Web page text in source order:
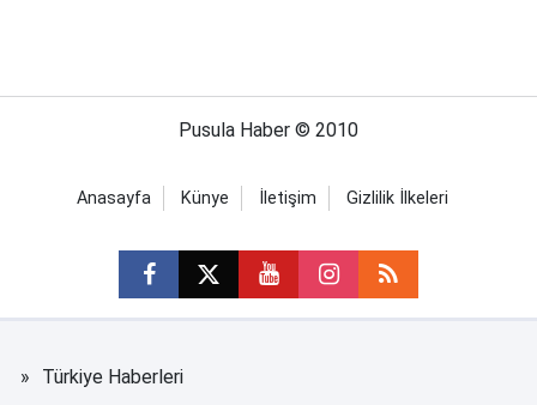
Pusula Haber © 2010
Anasayfa Künye İletişim Gizlilik İlkeleri
Türkiye Haberleri